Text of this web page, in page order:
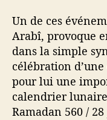
Un de ces
Arabî, provoque
dans la simple
célébration
pour lui une
calendrier
Ramadan 560 /